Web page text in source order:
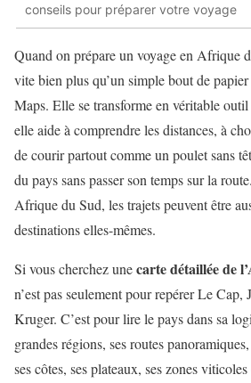
conseils pour préparer votre voyage
Quand on prépare un voyage en Afrique
vite bien plus qu’un simple bout de
Maps. Elle se transforme en véritable
elle aide à comprendre les distances, à
de courir partout comme un poulet sans
du pays sans passer son temps sur la
Afrique du Sud, les trajets peuvent être
destinations elles-mêmes.
Si vous cherchez unecarte détaillée de
n’est pas seulement pour repérer Le Cap,
Kruger. C’est pour lire le pays dans sa
grandes régions, ses routes
ses côtes, ses plateaux, ses zones